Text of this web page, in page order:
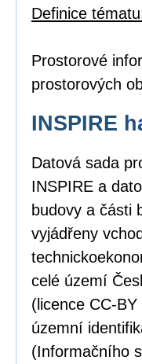
Definice
Prostorové
prostorových
INSPIRE
Datová sada
INSPIRE a
budovy a části
vyjádřeny
celé území
(licence CC-
územní
(Informačního